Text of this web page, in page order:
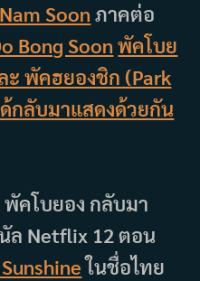
Soon ภาคต่อ
Bong Soon พัคโบย
ะ พัคฮยองชิก (Park
กลับมาแสดงด้วยกัน
คโบยอง กลับมา
ล Netflix 12 ตอน
ในชื่อไทย